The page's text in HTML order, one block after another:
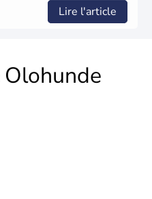
Lire l'article
Olohunde